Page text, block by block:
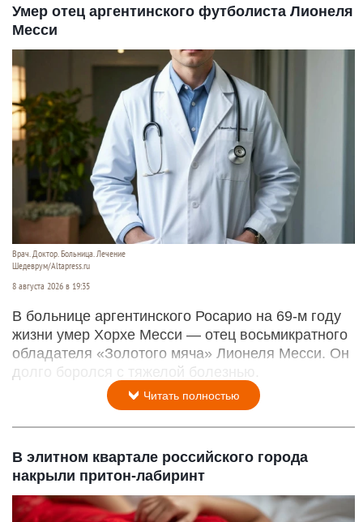
Умер отец аргентинского футболиста Лионеля
Месси
Врач. Доктор. Больница. Лечение
Шедеврум/Altapress.ru
8 августа 2026 в 19:35
В больнице аргентинского Росарио на 69-м году
жизни умер Хорхе Месси — отец восьмикратного
обладателя «Золотого мяча» Лионеля Месси. Он
долго боролся с тяжелой болезнью.
Читать полностью
В элитном квартале российского города
накрыли притон-лабиринт